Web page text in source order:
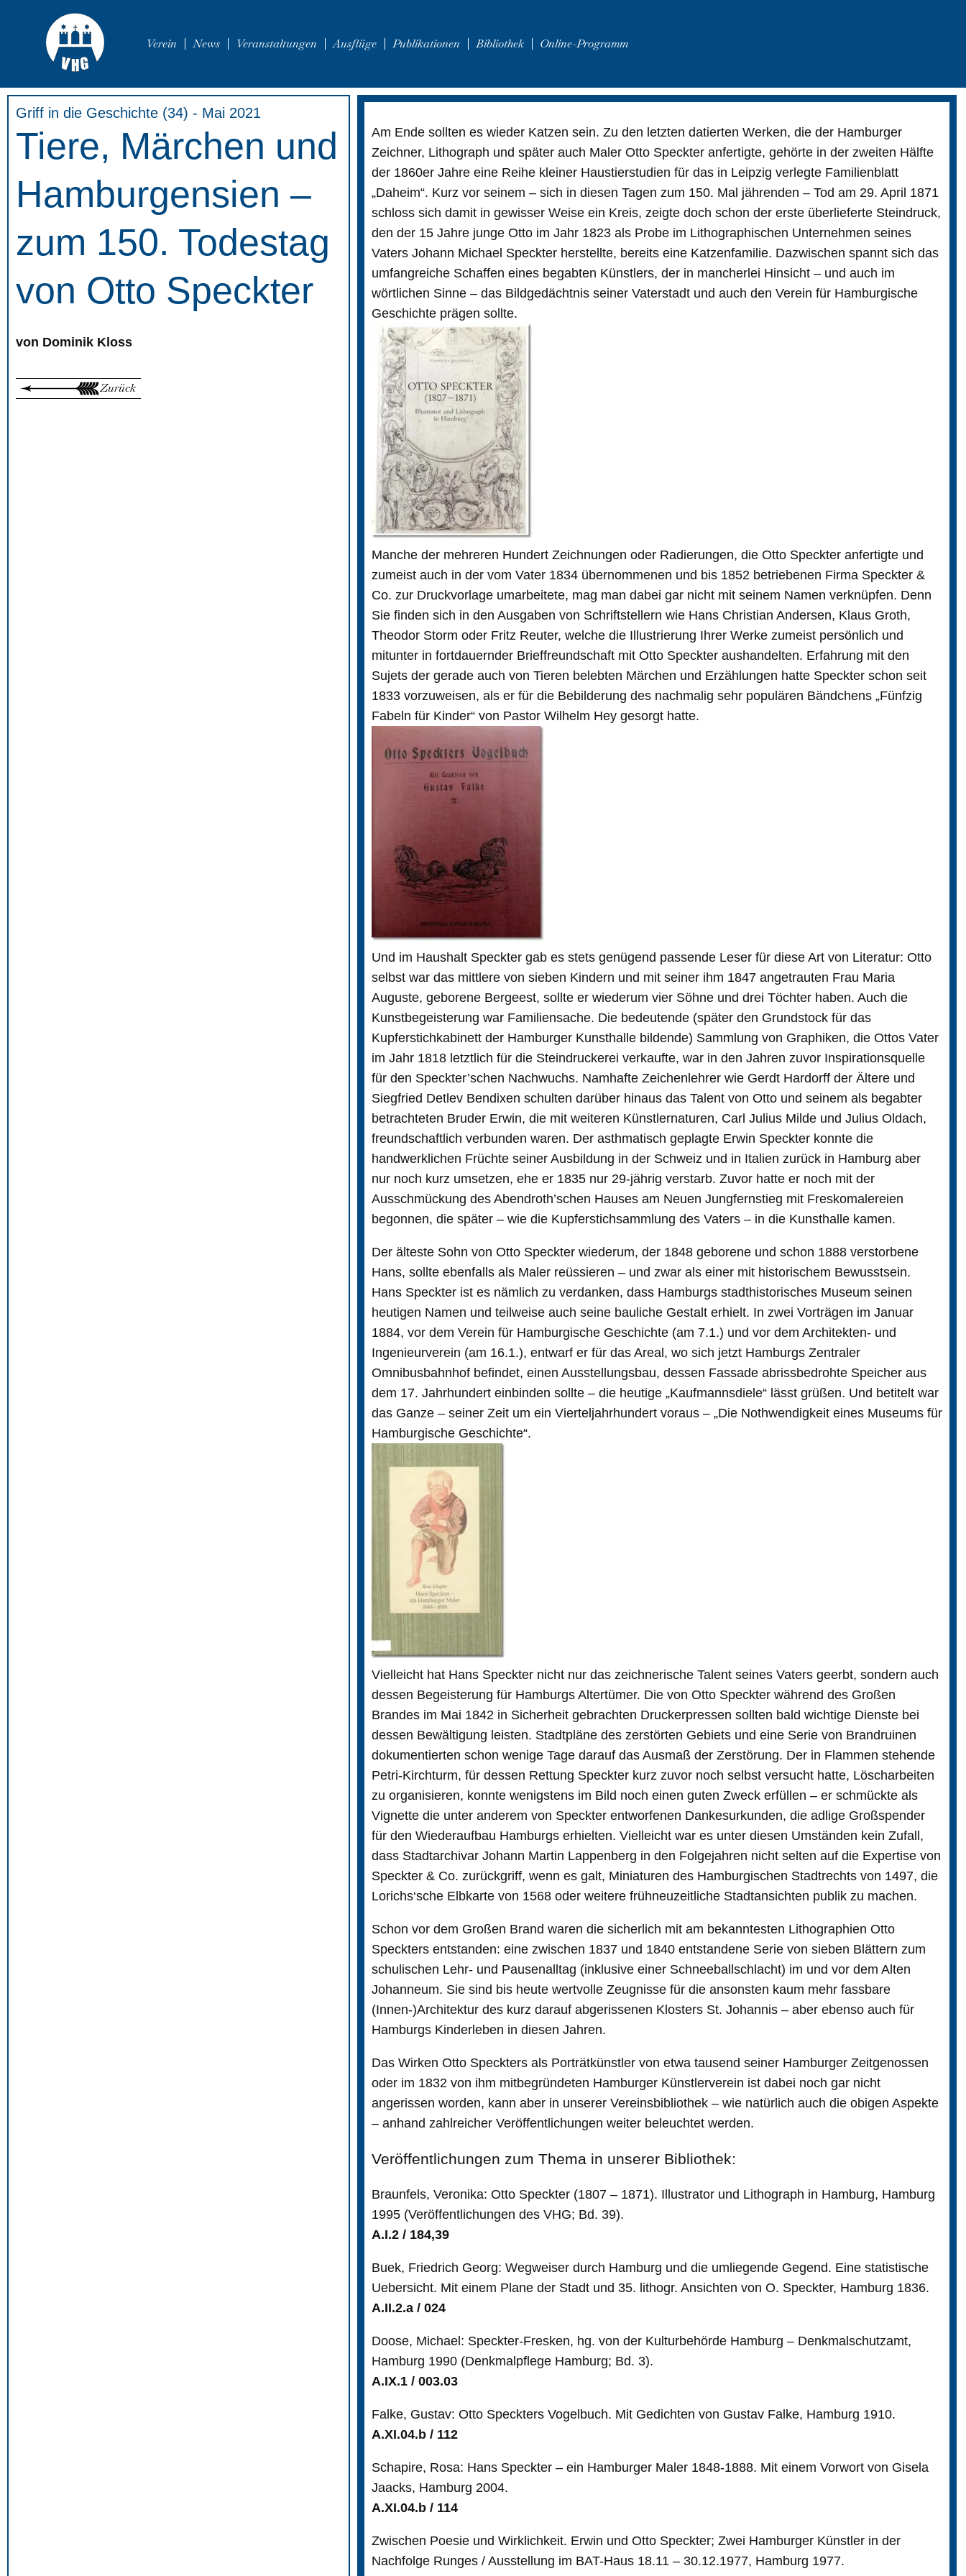
Verein News Veranstaltungen Ausflüge Publikationen Bibliothek Online-Programm
Griff in die Geschichte (34) - Mai 2021
Tiere, Märchen und
Hamburgensien –
zum 150. Todestag
von Otto Speckter
von Dominik Kloss
Zurück
Am Ende sollten es wieder Katzen sein. Zu den letzten datierten Werken, die der Hamburger
Zeichner, Lithograph und später auch Maler Otto Speckter anfertigte, gehörte in der zweiten Hälfte
der 1860er Jahre eine Reihe kleiner Haustierstudien für das in Leipzig verlegte Familienblatt
„Daheim“. Kurz vor seinem – sich in diesen Tagen zum 150. Mal jährenden – Tod am 29. April 1871
schloss sich damit in gewisser Weise ein Kreis, zeigte doch schon der erste überlieferte Steindruck,
den der 15 Jahre junge Otto im Jahr 1823 als Probe im Lithographischen Unternehmen seines
Vaters Johann Michael Speckter herstellte, bereits eine Katzenfamilie. Dazwischen spannt sich das
umfangreiche Schaffen eines begabten Künstlers, der in mancherlei Hinsicht – und auch im
wörtlichen Sinne – das Bildgedächtnis seiner Vaterstadt und auch den Verein für Hamburgische
Geschichte prägen sollte.
Manche der mehreren Hundert Zeichnungen oder Radierungen, die Otto Speckter anfertigte und
zumeist auch in der vom Vater 1834 übernommenen und bis 1852 betriebenen Firma Speckter &
Co. zur Druckvorlage umarbeitete, mag man dabei gar nicht mit seinem Namen verknüpfen. Denn
Sie finden sich in den Ausgaben von Schriftstellern wie Hans Christian Andersen, Klaus Groth,
Theodor Storm oder Fritz Reuter, welche die Illustrierung Ihrer Werke zumeist persönlich und
mitunter in fortdauernder Brieffreundschaft mit Otto Speckter aushandelten. Erfahrung mit den
Sujets der gerade auch von Tieren belebten Märchen und Erzählungen hatte Speckter schon seit
1833 vorzuweisen, als er für die Bebilderung des nachmalig sehr populären Bändchens „Fünfzig
Fabeln für Kinder“ von Pastor Wilhelm Hey gesorgt hatte.
Und im Haushalt Speckter gab es stets genügend passende Leser für diese Art von Literatur: Otto
selbst war das mittlere von sieben Kindern und mit seiner ihm 1847 angetrauten Frau Maria
Auguste, geborene Bergeest, sollte er wiederum vier Söhne und drei Töchter haben. Auch die
Kunstbegeisterung war Familiensache. Die bedeutende (später den Grundstock für das
Kupferstichkabinett der Hamburger Kunsthalle bildende) Sammlung von Graphiken, die Ottos Vater
im Jahr 1818 letztlich für die Steindruckerei verkaufte, war in den Jahren zuvor Inspirationsquelle
für den Speckter’schen Nachwuchs. Namhafte Zeichenlehrer wie Gerdt Hardorff der Ältere und
Siegfried Detlev Bendixen schulten darüber hinaus das Talent von Otto und seinem als begabter
betrachteten Bruder Erwin, die mit weiteren Künstlernaturen, Carl Julius Milde und Julius Oldach,
freundschaftlich verbunden waren. Der asthmatisch geplagte Erwin Speckter konnte die
handwerklichen Früchte seiner Ausbildung in der Schweiz und in Italien zurück in Hamburg aber
nur noch kurz umsetzen, ehe er 1835 nur 29-jährig verstarb. Zuvor hatte er noch mit der
Ausschmückung des Abendroth’schen Hauses am Neuen Jungfernstieg mit Freskomalereien
begonnen, die später – wie die Kupferstichsammlung des Vaters – in die Kunsthalle kamen.
Der älteste Sohn von Otto Speckter wiederum, der 1848 geborene und schon 1888 verstorbene
Hans, sollte ebenfalls als Maler reüssieren – und zwar als einer mit historischem Bewusstsein.
Hans Speckter ist es nämlich zu verdanken, dass Hamburgs stadthistorisches Museum seinen
heutigen Namen und teilweise auch seine bauliche Gestalt erhielt. In zwei Vorträgen im Januar
1884, vor dem Verein für Hamburgische Geschichte (am 7.1.) und vor dem Architekten- und
Ingenieurverein (am 16.1.), entwarf er für das Areal, wo sich jetzt Hamburgs Zentraler
Omnibusbahnhof befindet, einen Ausstellungsbau, dessen Fassade abrissbedrohte Speicher aus
dem 17. Jahrhundert einbinden sollte – die heutige „Kaufmannsdiele“ lässt grüßen. Und betitelt war
das Ganze – seiner Zeit um ein Vierteljahrhundert voraus – „Die Nothwendigkeit eines Museums für
Hamburgische Geschichte“.
Vielleicht hat Hans Speckter nicht nur das zeichnerische Talent seines Vaters geerbt, sondern auch
dessen Begeisterung für Hamburgs Altertümer. Die von Otto Speckter während des Großen
Brandes im Mai 1842 in Sicherheit gebrachten Druckerpressen sollten bald wichtige Dienste bei
dessen Bewältigung leisten. Stadtpläne des zerstörten Gebiets und eine Serie von Brandruinen
dokumentierten schon wenige Tage darauf das Ausmaß der Zerstörung. Der in Flammen stehende
Petri-Kirchturm, für dessen Rettung Speckter kurz zuvor noch selbst versucht hatte, Löscharbeiten
zu organisieren, konnte wenigstens im Bild noch einen guten Zweck erfüllen – er schmückte als
Vignette die unter anderem von Speckter entworfenen Dankesurkunden, die adlige Großspender
für den Wiederaufbau Hamburgs erhielten. Vielleicht war es unter diesen Umständen kein Zufall,
dass Stadtarchivar Johann Martin Lappenberg in den Folgejahren nicht selten auf die Expertise von
Speckter & Co. zurückgriff, wenn es galt, Miniaturen des Hamburgischen Stadtrechts von 1497, die
Lorichs‘sche Elbkarte von 1568 oder weitere frühneuzeitliche Stadtansichten publik zu machen.
Schon vor dem Großen Brand waren die sicherlich mit am bekanntesten Lithographien Otto
Speckters entstanden: eine zwischen 1837 und 1840 entstandene Serie von sieben Blättern zum
schulischen Lehr- und Pausenalltag (inklusive einer Schneeballschlacht) im und vor dem Alten
Johanneum. Sie sind bis heute wertvolle Zeugnisse für die ansonsten kaum mehr fassbare
(Innen-)Architektur des kurz darauf abgerissenen Klosters St. Johannis – aber ebenso auch für
Hamburgs Kinderleben in diesen Jahren.
Das Wirken Otto Speckters als Porträtkünstler von etwa tausend seiner Hamburger Zeitgenossen
oder im 1832 von ihm mitbegründeten Hamburger Künstlerverein ist dabei noch gar nicht
angerissen worden, kann aber in unserer Vereinsbibliothek – wie natürlich auch die obigen Aspekte
– anhand zahlreicher Veröffentlichungen weiter beleuchtet werden.
Veröffentlichungen zum Thema in unserer Bibliothek:
Braunfels, Veronika: Otto Speckter (1807 – 1871). Illustrator und Lithograph in Hamburg, Hamburg
1995 (Veröffentlichungen des VHG; Bd. 39).
A.I.2 / 184,39
Buek, Friedrich Georg: Wegweiser durch Hamburg und die umliegende Gegend. Eine statistische
Uebersicht. Mit einem Plane der Stadt und 35. lithogr. Ansichten von O. Speckter, Hamburg 1836.
A.II.2.a / 024
Doose, Michael: Speckter-Fresken, hg. von der Kulturbehörde Hamburg – Denkmalschutzamt,
Hamburg 1990 (Denkmalpflege Hamburg; Bd. 3).
A.IX.1 / 003.03
Falke, Gustav: Otto Speckters Vogelbuch. Mit Gedichten von Gustav Falke, Hamburg 1910.
A.XI.04.b / 112
Schapire, Rosa: Hans Speckter – ein Hamburger Maler 1848-1888. Mit einem Vorwort von Gisela
Jaacks, Hamburg 2004.
A.XI.04.b / 114
Zwischen Poesie und Wirklichkeit. Erwin und Otto Speckter; Zwei Hamburger Künstler in der
Nachfolge Runges / Ausstellung im BAT-Haus 18.11 – 30.12.1977, Hamburg 1977.